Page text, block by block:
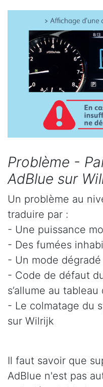
Problème -
AdBlue sur
Un problème au
traduire par :
- Une puissance
- Des fumées
- Un mode
- Code de défaut
s’allume au tableau
- Le colmatage du
sur Wilrijk
Il faut savoir que
AdBlue n'est pas